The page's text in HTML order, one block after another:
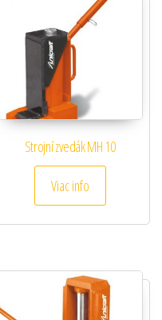
Strojní zvedák MH 10
Viac info